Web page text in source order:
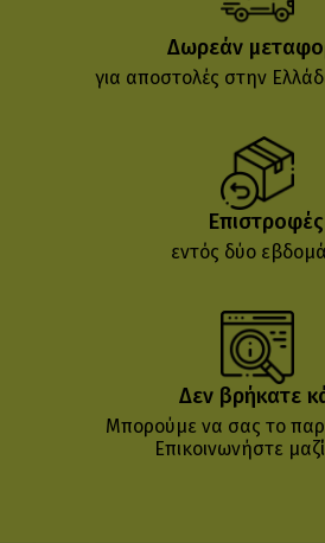
Δωρεάν
για αποστολές στην
Επιστροφές
εντός δύο
Δεν βρήκατε
Μπορούμε να σας το
Επικοινωνήστε